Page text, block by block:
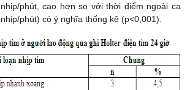
phút, cao hơn so với thời điểm ngoài ca
phút) có ý nghĩa thống kê (p<0,001).